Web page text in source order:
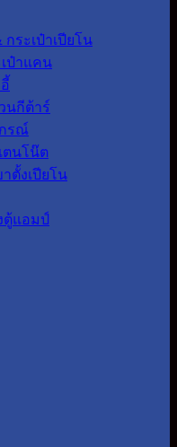
ระเป๋าเปียโน
ป๋าแคน
นกีต้าร์
รณ์
ตนโน๊ต
ตั้งเปียโน
ตู้แอมป์